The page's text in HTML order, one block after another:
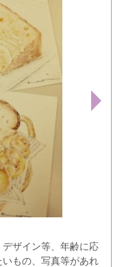
ザイン等、年齢に応
もの、写真等があれ